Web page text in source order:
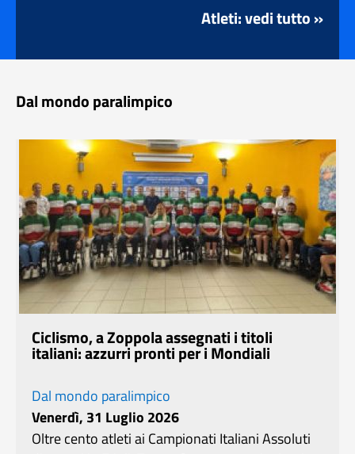
Atleti: vedi tutto »
Dal mondo paralimpico
Ciclismo, a Zoppola assegnati i titoli
italiani: azzurri pronti per i Mondiali
Dal mondo paralimpico
Venerdì, 31 Luglio 2026
Oltre cento atleti ai Campionati Italiani Assoluti